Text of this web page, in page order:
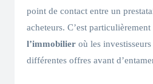
point de contact entre un
acheteurs. C’est
l’immobilier où les
différentes offres avant